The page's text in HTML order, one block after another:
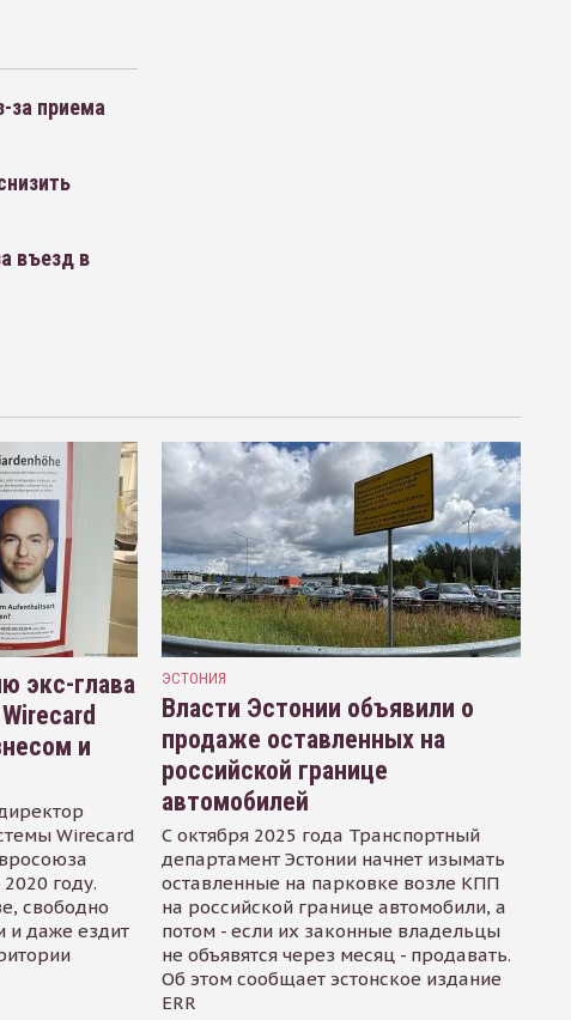
за приема
въезд в
экс-глава
и
Wirecard
году.
свободно
и даже ездит
ЭСТОНИЯ
Власти Эстонии объявили о
продаже оставленных на
российской границе
автомобилей
С октября 2025 года Транспортный
департамент Эстонии начнет изымать
оставленные на парковке возле КПП
на российской границе автомобили, а
потом - если их законные владельцы
не объявятся через месяц - продавать.
Об этом сообщает эстонское издание
ERR